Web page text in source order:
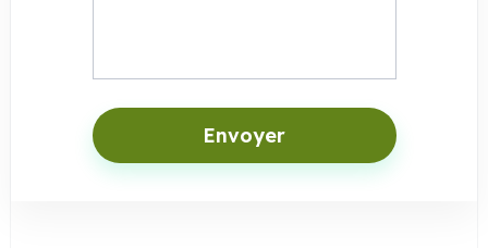
Envoyer